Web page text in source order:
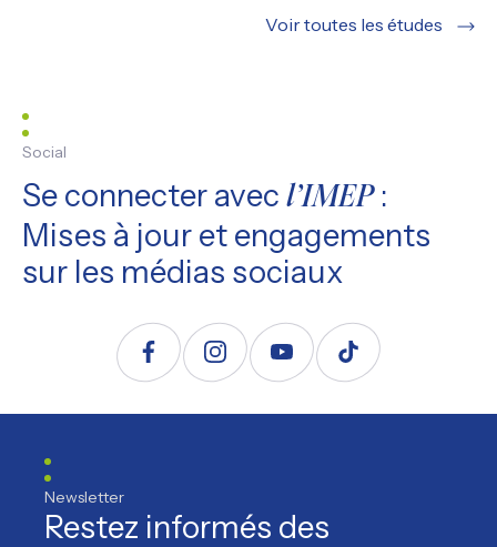
Voir toutes les études
Social
Se connecter avec l’IMEP:
Mises à jour et engagements
sur les médias sociaux
Newsletter
Restez informés des